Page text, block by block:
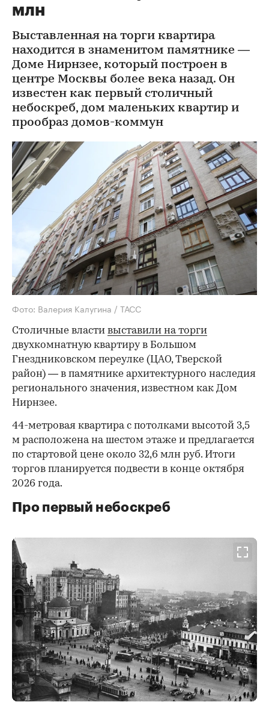
млн
Выставленная на торги квартира
находится в знаменитом памятнике —
Доме Нирнзее, который построен в
центре Москвы более века назад. Он
известен как первый столичный
небоскреб, дом маленьких квартир и
прообраз домов-коммун
Фото: Валерия Калугина / ТАСС
Столичные власти выставили на торги
двухкомнатную квартиру в Большом
Гнездниковском переулке (ЦАО, Тверской
район) — в памятнике архитектурного наследия
регионального значения, известном как Дом
Нирнзее.
44-метровая квартира с потолками высотой 3,5
м расположена на шестом этаже и предлагается
по стартовой цене около 32,6 млн руб. Итоги
торгов планируется подвести в конце октября
2026 года.
Про первый небоскреб
00:00 / 00:00